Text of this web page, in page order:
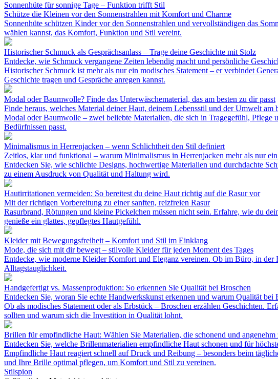
Sonnenhüte für sonnige Tage – Funktion trifft Stil
Schütze die Kleinen vor den Sonnenstrahlen mit Komfort und Charme
Sonnenhüte schützen Kinder vor den Sonnenstrahlen und vervollständigen das
wählen kannst, das Komfort, Funktion und Stil vereint.
Historischer Schmuck als Gesprächsanlass – Trage deine Geschichte mit Stolz
Entdecke, wie Schmuck vergangene Zeiten lebendig macht und persönliche
Historischer Schmuck ist mehr als nur ein modisches Statement – er verbindet
Geschichte tragen und Gespräche anregen kannst.
Modal oder Baumwolle? Finde das Unterwäschematerial, das am besten zu dir passt
Finde heraus, welches Material deiner Haut, deinem Lebensstil und der Umwelt am
Modal oder Baumwolle – zwei beliebte Materialien, die sich in Tragegefühl,
Bedürfnissen passt.
Minimalismus in Herrenjacken – wenn Schlichtheit den Stil definiert
Zeitlos, klar und funktional – warum Minimalismus in Herrenjacken mehr als nur
Entdecken Sie, wie schlichte Designs, hochwertige Materialien und durchdachte
zu einem Ausdruck von Qualität und Haltung wird.
Hautirritationen vermeiden: So bereitest du deine Haut richtig auf die Rasur vor
Mit der richtigen Vorbereitung zu einer sanften, reizfreien Rasur
Rasurbrand, Rötungen und kleine Pickelchen müssen nicht sein. Erfahre, wie du
genieße ein glattes, gepflegtes Hautgefühl.
Kleider mit Bewegungsfreiheit – Komfort und Stil im Einklang
Mode, die sich mit dir bewegt – stilvolle Kleider für jeden Moment des Tages
Entdecke, wie moderne Kleider Komfort und Eleganz vereinen. Ob im Büro, in
Alltagstauglichkeit.
Handgefertigt vs. Massenproduktion: So erkennen Sie Qualität bei Broschen
Entdecken Sie, woran Sie echte Handwerkskunst erkennen und warum Qualität bei
Ob als modisches Statement oder als Erbstück – Broschen erzählen Geschichten.
sollten und warum sich die Investition in Qualität lohnt.
Brillen für empfindliche Haut: Wählen Sie Materialien, die schonend und angenehm
Entdecken Sie, welche Brillenmaterialien empfindliche Haut schonen und für
Empfindliche Haut reagiert schnell auf Druck und Reibung – besonders beim
und Ihre Brille optimal pflegen, um Komfort und Stil zu vereinen.
Stilspion